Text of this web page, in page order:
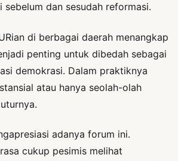
dan sesudah reformasi.
di berbagai daerah menangkap
penting untuk dibedah sebagai
demokrasi. Dalam praktiknya
atau hanya seolah-olah
adanya forum ini.
cukup pesimis melihat